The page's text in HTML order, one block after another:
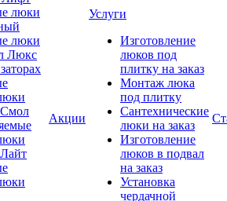
люки
люки
Люкс
Акции
Услуги
Изготовление
люков под
плитку на заказ
Монтаж люка
под плитку
Сантехнические
люки на заказ
Изготовление
люков в подвал
на заказ
Установка
чердачной